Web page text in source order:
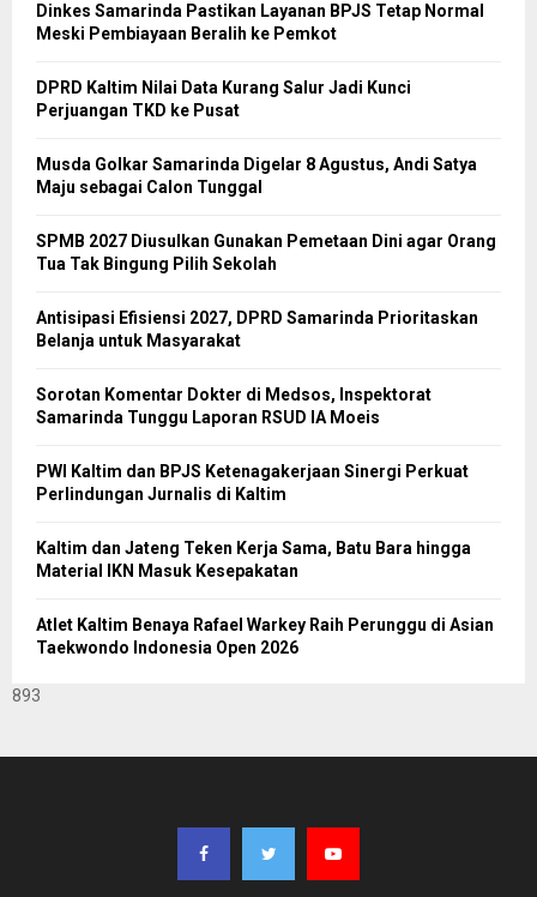
Dinkes Samarinda Pastikan Layanan BPJS Tetap Normal
Meski Pembiayaan Beralih ke Pemkot
DPRD Kaltim Nilai Data Kurang Salur Jadi Kunci
Perjuangan TKD ke Pusat
Musda Golkar Samarinda Digelar 8 Agustus, Andi Satya
Maju sebagai Calon Tunggal
SPMB 2027 Diusulkan Gunakan Pemetaan Dini agar Orang
Tua Tak Bingung Pilih Sekolah
Antisipasi Efisiensi 2027, DPRD Samarinda Prioritaskan
Belanja untuk Masyarakat
Sorotan Komentar Dokter di Medsos, Inspektorat
Samarinda Tunggu Laporan RSUD IA Moeis
PWI Kaltim dan BPJS Ketenagakerjaan Sinergi Perkuat
Perlindungan Jurnalis di Kaltim
Kaltim dan Jateng Teken Kerja Sama, Batu Bara hingga
Material IKN Masuk Kesepakatan
Atlet Kaltim Benaya Rafael Warkey Raih Perunggu di Asian
Taekwondo Indonesia Open 2026
893